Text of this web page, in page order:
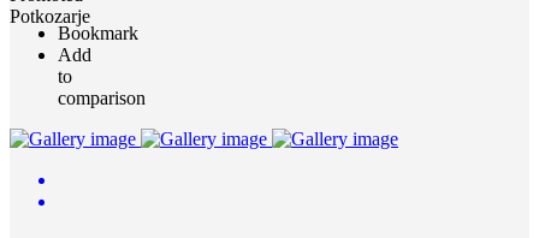
Potkozarje
Bookmark
Add
to
comparison